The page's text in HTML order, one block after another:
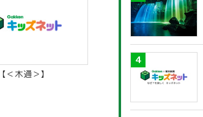
＜木通＞】